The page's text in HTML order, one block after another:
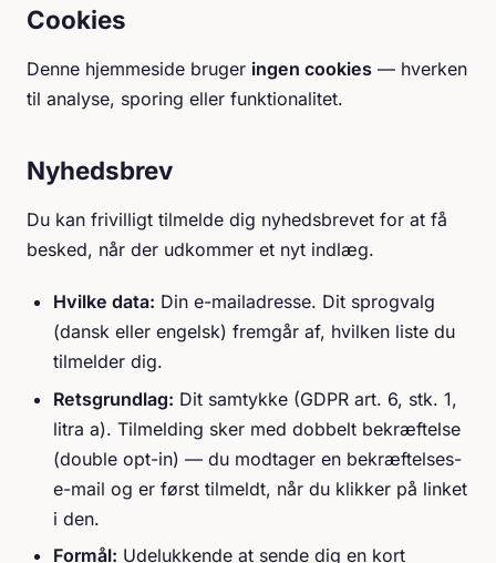
Cookies
Denne hjemmeside bruger ingen cookies — hverken
til analyse, sporing eller funktionalitet.
Nyhedsbrev
Du kan frivilligt tilmelde dig nyhedsbrevet for at få
besked, når der udkommer et nyt indlæg.
Hvilke data: Din e-mailadresse. Dit sprogvalg
(dansk eller engelsk) fremgår af, hvilken liste du
tilmelder dig.
Retsgrundlag: Dit samtykke (GDPR art. 6, stk. 1,
litra a). Tilmelding sker med dobbelt bekræftelse
(double opt-in) — du modtager en bekræftelses-
e-mail og er først tilmeldt, når du klikker på linket
i den.
Formål: Udelukkende at sende dig en kort